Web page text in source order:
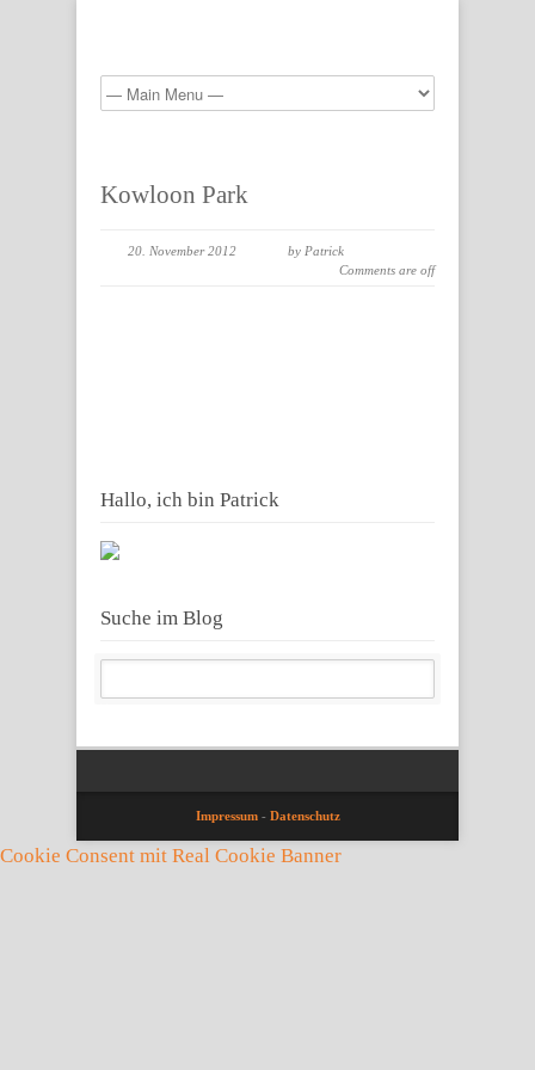
Kowloon Park
20. November 2012
by Patrick
Comments are off
Hallo, ich bin Patrick
Suche im Blog
Impressum- Datenschutz
Cookie Consent mit Real Cookie Banner